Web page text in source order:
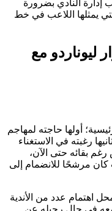
بضرورة
اللاعب في خط
مع
حاجته لمهاجم
في الاستغناء
حتى الآن،
للانضمام إلى
عدد من الأندية
حال رحيله عن